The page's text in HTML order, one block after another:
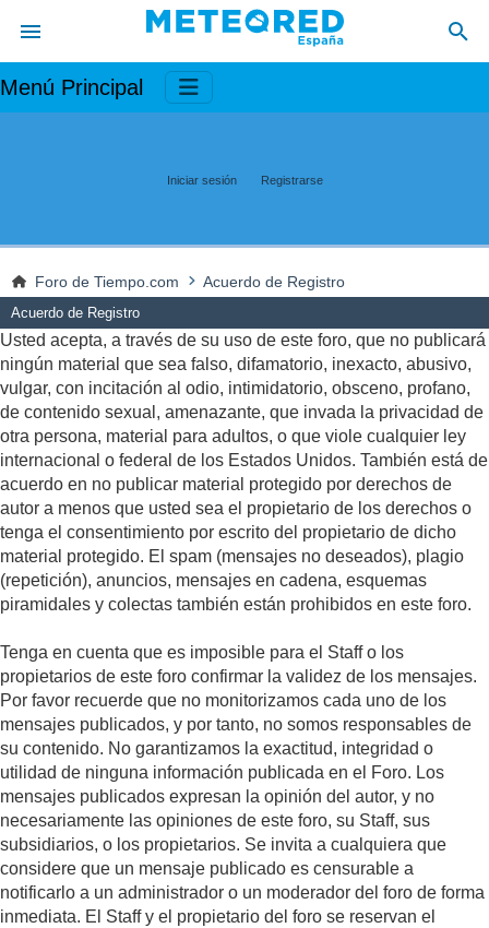
Menú Principal
Iniciar sesión Registrarse
Foro de Tiempo.com Acuerdo de Registro
Acuerdo de Registro
Usted acepta, a través de su uso de este foro, que no publicará
ningún material que sea falso, difamatorio, inexacto, abusivo,
vulgar, con incitación al odio, intimidatorio, obsceno, profano,
de contenido sexual, amenazante, que invada la privacidad de
otra persona, material para adultos, o que viole cualquier ley
internacional o federal de los Estados Unidos. También está de
acuerdo en no publicar material protegido por derechos de
autor a menos que usted sea el propietario de los derechos o
tenga el consentimiento por escrito del propietario de dicho
material protegido. El spam (mensajes no deseados), plagio
(repetición), anuncios, mensajes en cadena, esquemas
piramidales y colectas también están prohibidos en este foro.
Tenga en cuenta que es imposible para el Staff o los
propietarios de este foro confirmar la validez de los mensajes.
Por favor recuerde que no monitorizamos cada uno de los
mensajes publicados, y por tanto, no somos responsables de
su contenido. No garantizamos la exactitud, integridad o
utilidad de ninguna información publicada en el Foro. Los
mensajes publicados expresan la opinión del autor, y no
necesariamente las opiniones de este foro, su Staff, sus
subsidiarios, o los propietarios. Se invita a cualquiera que
considere que un mensaje publicado es censurable a
notificarlo a un administrador o un moderador del foro de forma
inmediata. El Staff y el propietario del foro se reservan el